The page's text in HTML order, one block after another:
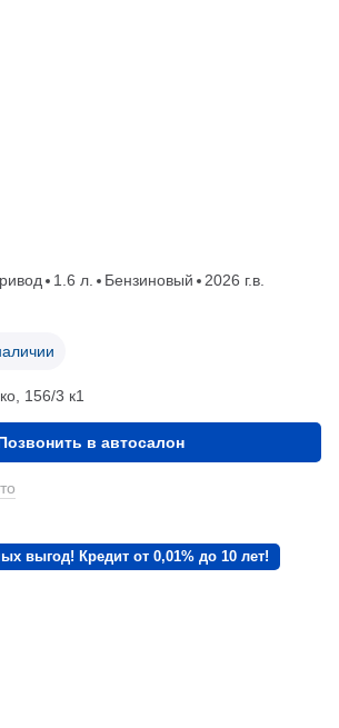
1.6 л. Бензиновый
2026 г.в.
156/3 к1
в автосалон
выгод! Кредит от 0,01% до 10 лет!